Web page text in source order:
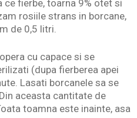
ce fierbe, toarna 9% otet si
rosiile strans in borcane,
de 0,5 litri.
cu capace si se
(dupa fierberea apei
Lasati borcanele sa se
aceasta cantitate de
toamna este inainte, asa